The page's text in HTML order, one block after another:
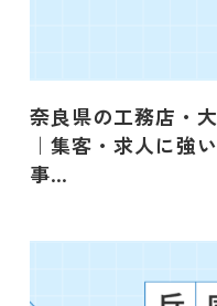
奈良県の工務店・
｜集客・求人に強
事…